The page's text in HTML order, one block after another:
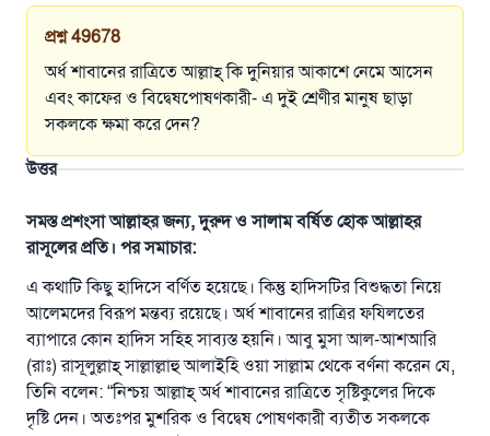
প্রশ্ন 49678
অর্ধ শাবানের রাত্রিতে আল্লাহ্‌ কি দুনিয়ার আকাশে নেমে আসেন
এবং কাফের ও বিদ্বেষপোষণকারী­- এ দুই শ্রেণীর মানুষ ছাড়া
সকলকে ক্ষমা করে দেন?
উত্তর
সমস্ত প্রশংসা আল্লাহর জন্য, দুরুদ ও সালাম বর্ষিত হোক আল্লাহর
রাসূলের প্রতি। পর সমাচার:
এ কথাটি কিছু হাদিসে বর্ণিত হয়েছে। কিন্তু হাদিসটির বিশুদ্ধতা নিয়ে
আলেমদের বিরূপ মন্তব্য রয়েছে। অর্ধ শাবানের রাত্রির ফযিলতের
ব্যাপারে কোন হাদিস সহিহ সাব্যস্ত হয়নি। আবু মুসা আল-আশআরি
(রাঃ) রাসূলুল্লাহ্‌ সাল্লাল্লাহু আলাইহি ওয়া সাল্লাম থেকে বর্ণনা করেন যে,
তিনি বলেন: “নিশ্চয় আল্লাহ্‌ অর্ধ শাবানের রাত্রিতে সৃষ্টিকুলের দিকে
দৃষ্টি দেন। অতঃপর মুশরিক ও বিদ্বেষ পোষণকারী ব্যতীত সকলকে